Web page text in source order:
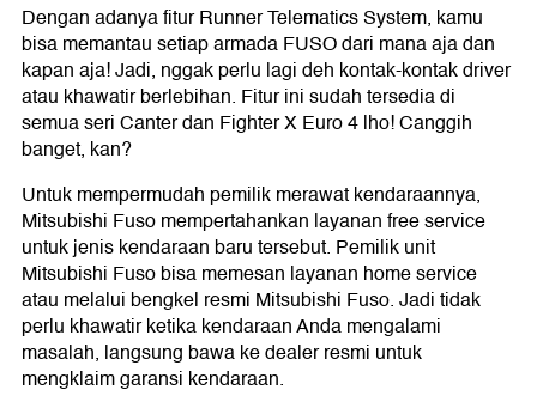
Dengan adanya fitur Runner Telematics System, kamu
bisa memantau setiap armada FUSO dari mana aja dan
kapan aja! Jadi, nggak perlu lagi deh kontak-kontak driver
atau khawatir berlebihan. Fitur ini sudah tersedia di
semua seri Canter dan Fighter X Euro 4 lho! Canggih
banget, kan?
Untuk mempermudah pemilik merawat kendaraannya,
Mitsubishi Fuso mempertahankan layanan free service
untuk jenis kendaraan baru tersebut. Pemilik unit
Mitsubishi Fuso bisa memesan layanan home service
atau melalui bengkel resmi Mitsubishi Fuso. Jadi tidak
perlu khawatir ketika kendaraan Anda mengalami
masalah, langsung bawa ke dealer resmi untuk
mengklaim garansi kendaraan.